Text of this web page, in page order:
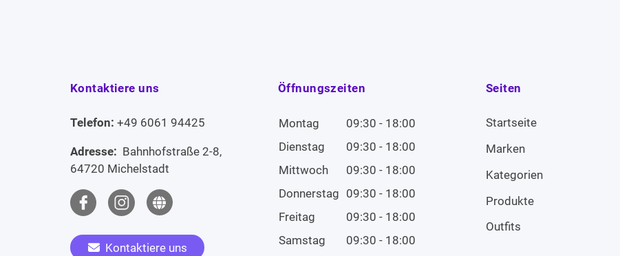
Kontaktiere uns
Telefon: +49 6061 94425
Adresse: Bahnhofstraße 2-8,
64720 Michelstadt
Kontaktiere uns
Öffnungszeiten
Montag
09:30 - 18:00
Dienstag
09:30 - 18:00
Mittwoch
09:30 - 18:00
Donnerstag 09:30 - 18:00
Freitag
09:30 - 18:00
Samstag
09:30 - 18:00
Seiten
Startseite
Marken
Kategorien
Produkte
Outfits